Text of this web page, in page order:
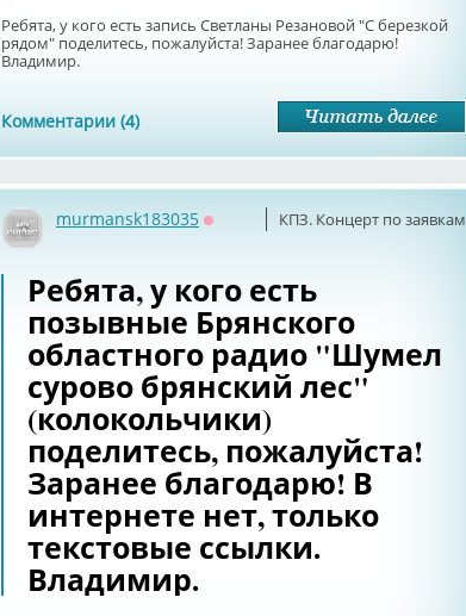
Ребята, у кого есть запись Светланы Резановой "С березкой
рядом" поделитесь, пожалуйста! Заранее благодарю!
Владимир.
Комментарии (4)
КПЗ. Концерт по заявкам
murmansk183035
Оффлайн
Ребята, у кого есть
позывные Брянского
областного радио "Шумел
сурово брянский лес"
(колокольчики)
поделитесь, пожалуйста!
Заранее благодарю! В
интернете нет, только
текстовые ссылки.
Владимир.